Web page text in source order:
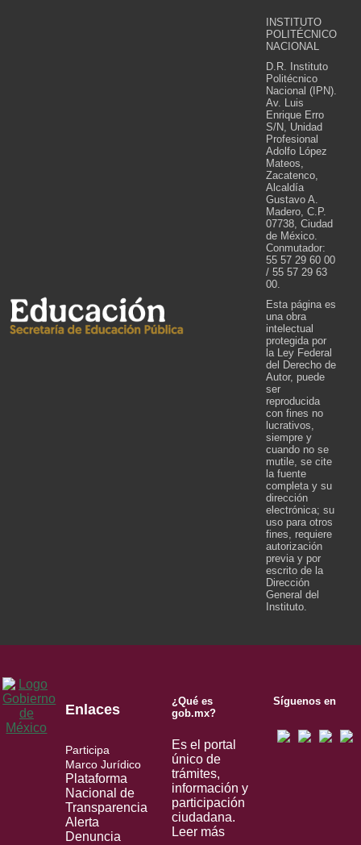
INSTITUTO
POLITÉCNICO
NACIONAL
D.R. Instituto
Politécnico
Nacional (IPN).
Av. Luis
Enrique Erro
S/N, Unidad
Profesional
Adolfo López
Mateos,
Zacatenco,
Alcaldía
Gustavo A.
Madero, C.P.
07738, Ciudad
de México.
Conmutador:
55 57 29 60 00
/ 55 57 29 63
00.
Esta página es
una obra
intelectual
protegida por
la Ley Federal
del Derecho de
Autor, puede
ser
reproducida
con fines no
lucrativos,
siempre y
cuando no se
mutile, se cite
la fuente
completa y su
dirección
electrónica; su
uso para otros
fines, requiere
autorización
previa y por
escrito de la
Dirección
General del
Instituto.
Enlaces
Participa
Marco Jurídico
Plataforma
Nacional de
Transparencia
Alerta
Denuncia
¿Qué es
gob.mx?
Es el portal
único de
trámites,
información y
participación
ciudadana.
Leer más
Síguenos en